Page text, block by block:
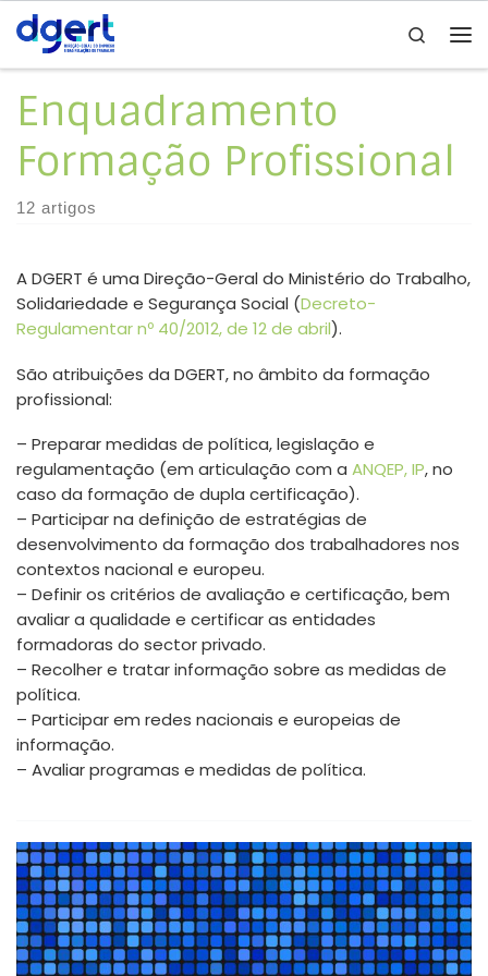
Skip to content
Search
Enquadramento
Formação Profissional
12 artigos
A DGERT é uma Direção-Geral do Ministério do Trabalho,
Solidariedade e Segurança Social (Decreto-
Regulamentar nº 40/2012, de 12 de abril).
São atribuições da DGERT, no âmbito da formação
profissional:
– Preparar medidas de política, legislação e
regulamentação (em articulação com a ANQEP, IP, no
caso da formação de dupla certificação).
– Participar na definição de estratégias de
desenvolvimento da formação dos trabalhadores nos
contextos nacional e europeu.
– Definir os critérios de avaliação e certificação, bem
avaliar a qualidade e certificar as entidades
formadoras do sector privado.
– Recolher e tratar informação sobre as medidas de
política.
– Participar em redes nacionais e europeias de
informação.
– Avaliar programas e medidas de política.
A formação profissional é enquadrada pela
Constituição da República Portuguesa, pelo Código do
Trabalho, pelo Decreto-Lei 396/2007, de 31 de
dezembro (Sistema Nacional de Qualificações) e por
um conjunto de documentos estratégicos que definem